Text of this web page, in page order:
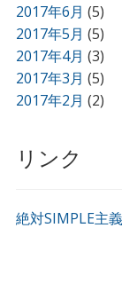
2017年6月 (5)
2017年5月 (5)
2017年4月 (3)
2017年3月 (5)
2017年2月 (2)
リンク
絶対SIMPLE主義